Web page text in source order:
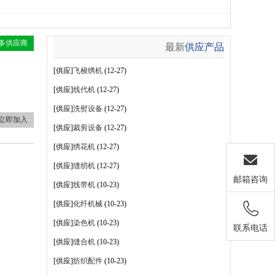
供应商
即加入
最新供应产品
[供应]飞梭绣机 (12-27)
[供应]线代机 (12-27)
[供应]洗熨设备 (12-27)
[供应]裁剪设备 (12-27)
[供应]绣花机 (12-27)
[供应]缝纫机 (12-27)
[供应]线带机 (10-23)
[供应]化纤机械 (10-23)
[供应]染色机 (10-23)
[供应]缝合机 (10-23)
[供应]纺织配件 (10-23)
邮箱咨询
联系电话